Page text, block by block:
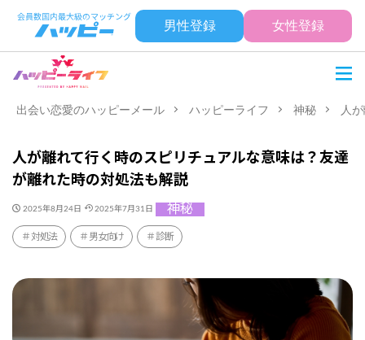
男性登録 女性登録
出会い恋愛のハッピーメール ハッピーライフ 神秘 人
人が離れて行く時のスピリチュアルな意味は？友達
が離れた時の対処法も解説
2025年8月24日 2025年7月31日 神秘
対処法 男女向け 診断